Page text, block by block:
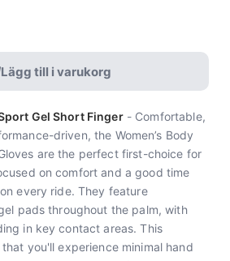
Lägg till i varukorg
Gel Short Finger- Comfortable,
driven, the Women’s Body
are the perfect first-choice for
on comfort and a good time
every ride. They feature
pads throughout the palm, with
in key contact areas. This
you'll experience minimal hand